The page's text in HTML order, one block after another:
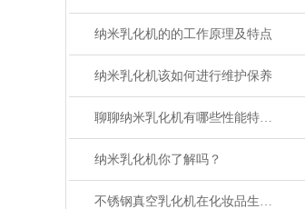
纳米乳化机的的工作原理及特点
纳米乳化机该如何进行维护保养
聊聊纳米乳化机有哪些性能特点？
纳米乳化机你了解吗？
不锈钢真空乳化机在化妆品生产中的应用：从配方研发到成品制造的全面优化